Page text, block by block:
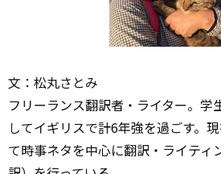
文：松丸さとみ
フリーランス翻訳者・ライター。学
してイギリスで計6年強を過ごす。
て時事ネタを中心に翻訳・ライティ